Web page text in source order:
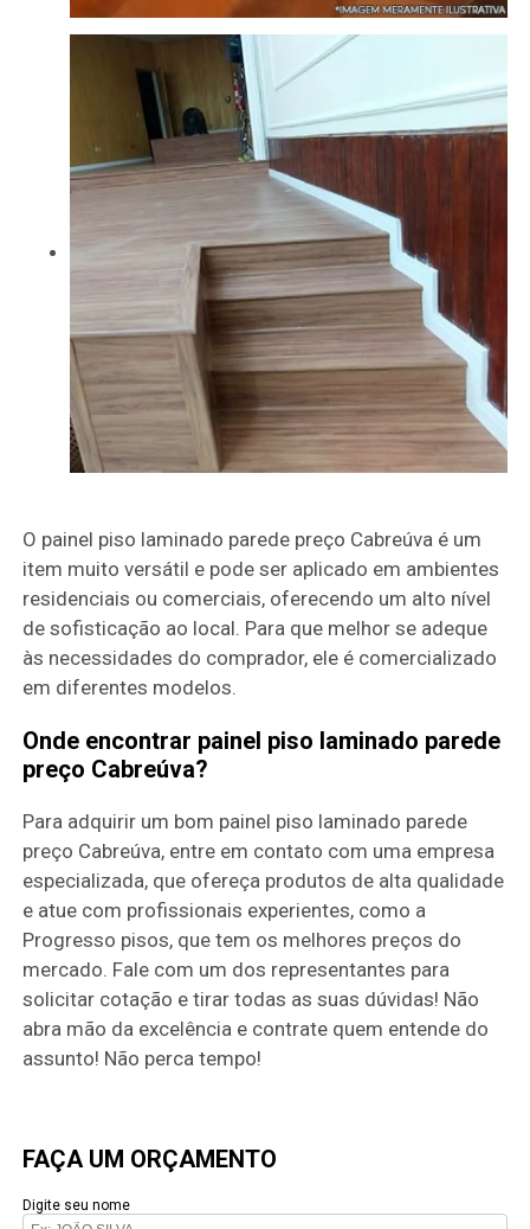
O painel piso laminado parede preço Cabreúva é um
item muito versátil e pode ser aplicado em ambientes
residenciais ou comerciais, oferecendo um alto nível
de sofisticação ao local. Para que melhor se adeque
às necessidades do comprador, ele é comercializado
em diferentes modelos.
Onde encontrar painel piso laminado parede
preço Cabreúva?
Para adquirir um bom painel piso laminado parede
preço Cabreúva, entre em contato com uma empresa
especializada, que ofereça produtos de alta qualidade
e atue com profissionais experientes, como a
Progresso pisos, que tem os melhores preços do
mercado. Fale com um dos representantes para
solicitar cotação e tirar todas as suas dúvidas! Não
abra mão da excelência e contrate quem entende do
assunto! Não perca tempo!
FAÇA UM ORÇAMENTO
Digite seu nome